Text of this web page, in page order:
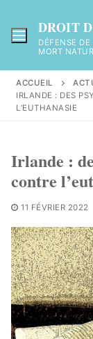
au
contenu
DROIT
DÉFENSE
MORT
ACCUEIL
IRLANDE : DES
L’EUTHANASIE
Irlande :
contre
11 FÉVRIER 2022